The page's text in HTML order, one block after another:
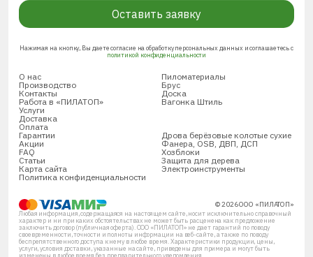
Оставить заявку
Нажимая на кнопку, Вы даете согласие на обработку персональных данных и соглашаетесь с
политикой конфиденциальности
О нас
Производство
Контакты
Работа в «ПИЛАТОП»
Услуги
Доставка
Оплата
Гарантии
Акции
FAQ
Статьи
Карта сайта
Политика конфиденциальности
Пиломатериалы
Брус
Доска
Вагонка Штиль
Дрова берёзовые колотые сухие
Фанера, OSB, ДВП, ДСП
Хозблоки
Защита для дерева
Электроинструменты
© 2026 ООО «ПИЛАТОП»
Любая информация, содержащаяся на настоящем сайте, носит исключительно справочный
характер и ни при каких обстоятельствах не может быть расценена как предложение
заключить договор (публичная оферта). ООО «ПИЛАТОП» не дает гарантий по поводу
своевременности, точности и полноты информации на веб-сайте, а также по поводу
беспрепятственного доступа к нему в любое время. Характеристики продукции, цены,
услуги, условия доставки, указанные на сайте, приведены для примера и могут быть
изменены в любое время без предварительного уведомления.